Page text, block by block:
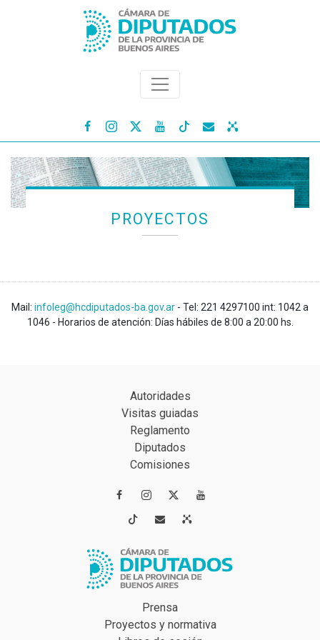
   
PROYECTOS
Mail: infoleg@hcdiputados-ba.gov.ar - Tel: 221 4297100 int: 1042 a
1046 - Horarios de atención: Días hábiles de 8:00 a 20:00 hs.
Autoridades
Visitas guiadas
Reglamento
Diputados
Comisiones
 
 
Prensa
Proyectos y normativa